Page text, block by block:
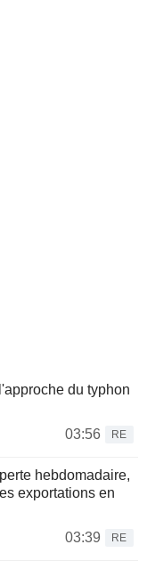
du typhon
03:56
RE
hebdomadaire,
exportations en
03:39
RE